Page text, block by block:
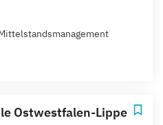
Ostwestfalen-Lippe